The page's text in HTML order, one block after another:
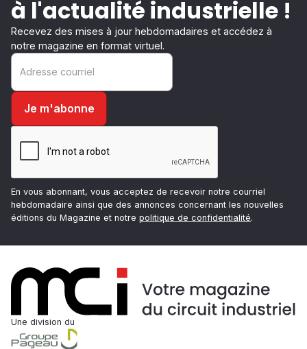
à l'actualité industrielle !
Recevez des mises à jour hebdomadaires et accédez à
notre magazine en format virtuel.
En vous abonnant, vous acceptez de recevoir notre courriel
hebdomadaire ainsi que des annonces concernant les nouvelles
éditions du Magazine et notre politique de confidentialité.
Une division du